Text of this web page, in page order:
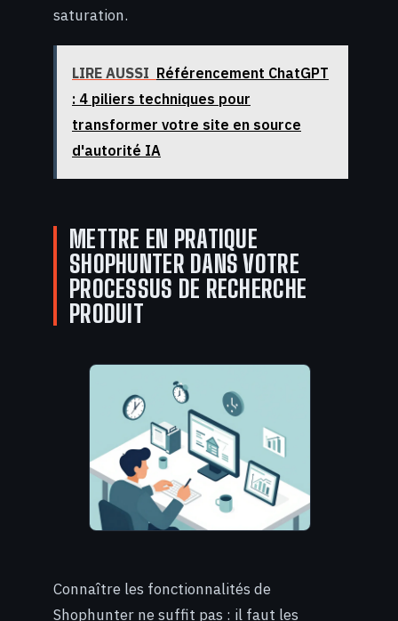
saturation.
LIRE AUSSI Référencement ChatGPT
: 4 piliers techniques pour
transformer votre site en source
d'autorité IA
METTRE EN PRATIQUE
SHOPHUNTER DANS VOTRE
PROCESSUS DE RECHERCHE
PRODUIT
Connaître les fonctionnalités de
Shophunter ne suffit pas : il faut les